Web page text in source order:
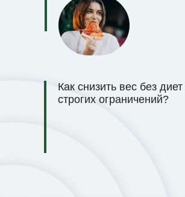
Как снизить вес без диет
строгих ограничений?